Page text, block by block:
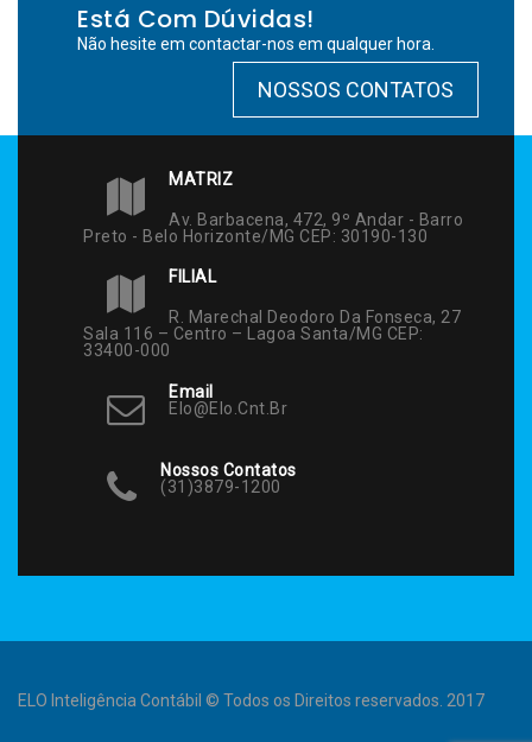
Está Com Dúvidas!
Não hesite em contactar-nos em qualquer hora.
NOSSOS CONTATOS
MATRIZ
Av. Barbacena, 472, 9º Andar - Barro
Preto - Belo Horizonte/MG CEP: 30190-130
FILIAL
R. Marechal Deodoro Da Fonseca, 27
Sala 116 – Centro – Lagoa Santa/MG CEP:
33400-000
Email
Elo@elo.cnt.br
Nossos Contatos
(31)3879-1200
ELO Inteligência Contábil © Todos os Direitos reservados. 2017